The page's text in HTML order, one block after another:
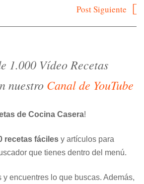
Post Siguiente
1.000 Vídeo Recetas
nuestro Canal de YouTube
de Cocina Casera!
recetas fáciles y artículos para
que tienes dentro del menú.
y encuentres lo que buscas. Además,